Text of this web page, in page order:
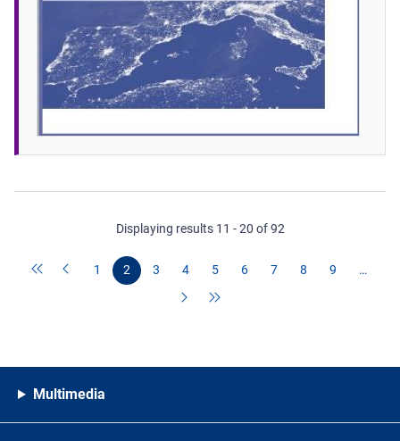
Displaying results 11 - 20 of 92
1 2 3 4 5 6 7 8 9 …
Multimedia